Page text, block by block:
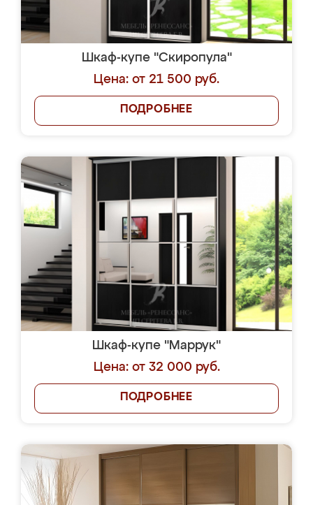
Шкаф-купе "Скиропула"
Цена: от 21 500 руб.
ПОДРОБНЕЕ
Шкаф-купе "Маррук"
Цена: от 32 000 руб.
ПОДРОБНЕЕ